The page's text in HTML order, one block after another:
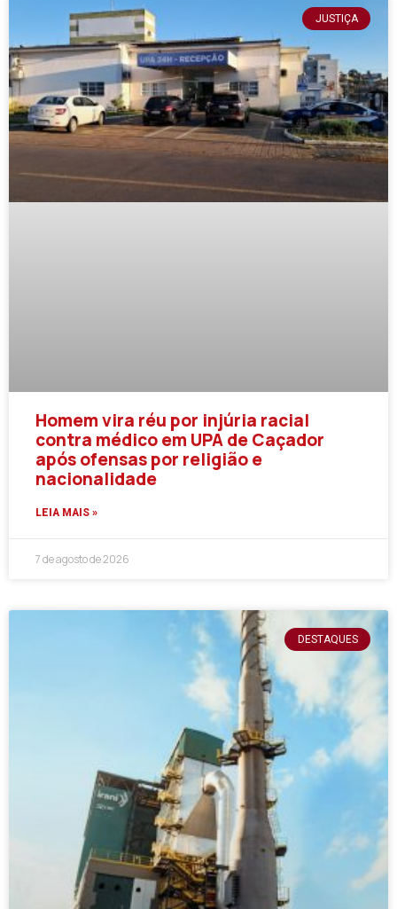
JUSTIÇA
Homem vira réu por injúria racial
contra médico em UPA de Caçador
após ofensas por religião e
nacionalidade
LEIA MAIS »
7 de agosto de 2026
DESTAQUES